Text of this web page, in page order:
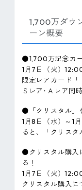
1,700万ダウ
ーン概要
●1,700万記念カ
1月7日（火）
限定レアカード「
Ｓレア･Ａレア同
●「クリスタル」
1月8日（水）～1
ると、「クリスタ
●クリスタル購入
る！
1月7日（火）
クリスタル購入